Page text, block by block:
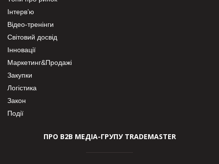
Інтерв’ю
Відео-тренінги
Світовий досвід
Інновації
Маркетинг&Продажі
Закупки
Логістика
Закон
Події
ПРО В2В МЕДІА-ГРУПУ TRADEMASTER